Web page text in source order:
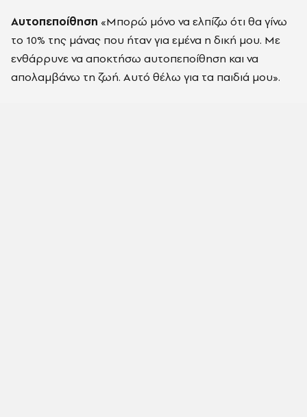
Αυτοπεποίθηση «Μπορώ μόνο να ελπίζω ότι θα γίνω
το 10% της μάνας που ήταν για εμένα η δική μου. Με
ενθάρρυνε να αποκτήσω αυτοπεποίθηση και να
απολαμβάνω τη ζωή. Αυτό θέλω για τα παιδιά μου».